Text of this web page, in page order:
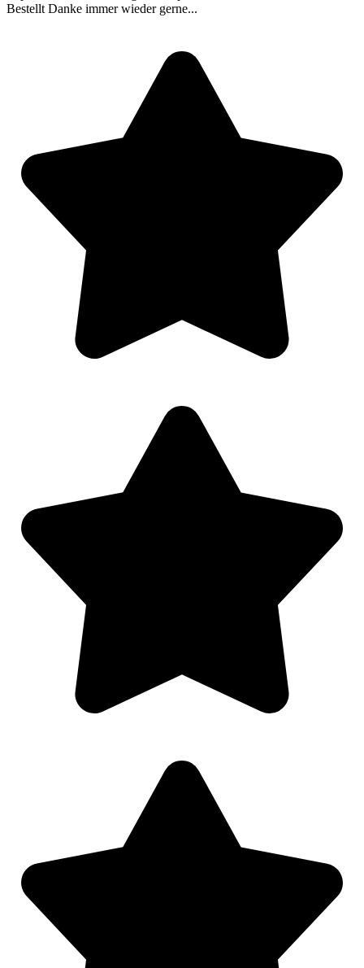
Bestellt Danke immer wieder gerne...